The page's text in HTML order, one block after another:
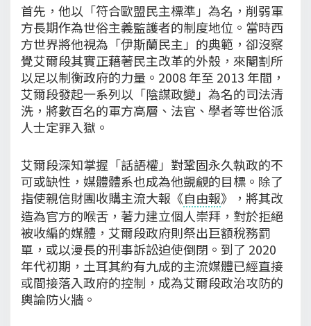
首先，他以「符合歐盟民主標準」為名，削弱軍
方長期作為世俗主義監護者的制度地位。當時西
方世界將他視為「伊斯蘭民主」的典範，卻沒察
覺艾爾段其實正藉著民主改革的外殼，來閹割所
以足以制衡政府的力量。2008 年至 2013 年間，
艾爾段發起一系列以「陰謀政變」為名的司法清
洗，將數百名的軍方高層、法官、學者等世俗派
人士定罪入獄。
艾爾段深知掌握「話語權」對鞏固永久執政的不
可或缺性，媒體體系也成為他覬覦的目標。除了
指使親信財團收購主流大報《自由報》，將其改
造為官方的喉舌，著力建立個人崇拜，對於拒絕
被收編的媒體，艾爾段政府則祭出巨額稅務罰
單，或以漫長的刑事訴訟迫使倒閉。到了 2020
年代初期，土耳其約有九成的主流媒體已經直接
或間接落入政府的控制，成為艾爾段政治攻防的
輿論防火牆。